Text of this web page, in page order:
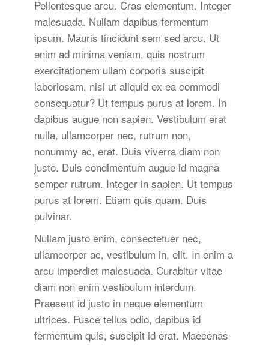
Pellentesque arcu. Cras elementum. Integer
malesuada. Nullam dapibus fermentum
ipsum. Mauris tincidunt sem sed arcu. Ut
enim ad minima veniam, quis nostrum
exercitationem ullam corporis suscipit
laboriosam, nisi ut aliquid ex ea commodi
consequatur? Ut tempus purus at lorem. In
dapibus augue non sapien. Vestibulum erat
nulla, ullamcorper nec, rutrum non,
nonummy ac, erat. Duis viverra diam non
justo. Duis condimentum augue id magna
semper rutrum. Integer in sapien. Ut tempus
purus at lorem. Etiam quis quam. Duis
pulvinar.
Nullam justo enim, consectetuer nec,
ullamcorper ac, vestibulum in, elit. In enim a
arcu imperdiet malesuada. Curabitur vitae
diam non enim vestibulum interdum.
Praesent id justo in neque elementum
ultrices. Fusce tellus odio, dapibus id
fermentum quis, suscipit id erat. Maecenas